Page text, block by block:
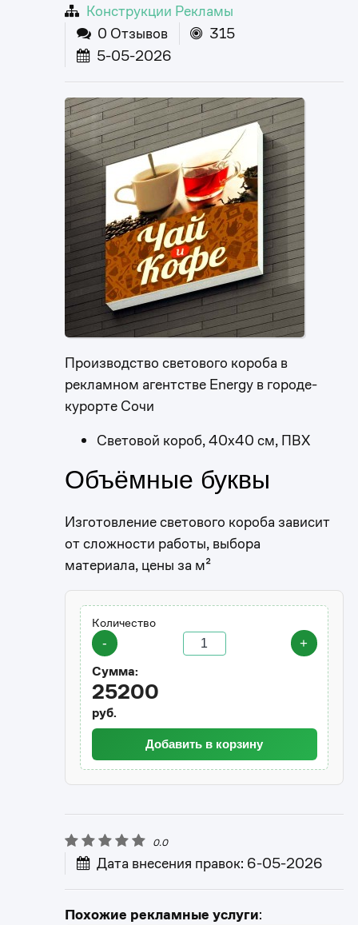
Конструкции Рекламы
0 Отзывов
315
5-05-2026
Производство светового короба в
рекламном агентстве Energy в городе-
курорте Сочи
Световой короб, 40х40 см, ПВХ
Объёмные буквы
Изготовление светового короба зависит
от сложности работы, выбора
материала, цены за м²
Количество
-
+
Сумма:
25200
руб.
Добавить в корзину
0.0
Дата внесения правок: 6-05-2026
Похожие рекламные услуги: